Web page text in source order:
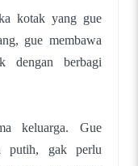
kotak yang gue
gue membawa
dengan berbagi
keluarga. Gue
putih, gak perlu